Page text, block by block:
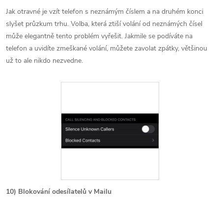
Jak otravné je vzít telefon s neznámým číslem a na druhém konci
slyšet průzkum trhu. Volba, která ztiší volání od neznámých čísel
může elegantně tento problém vyřešit. Jakmile se podíváte na
telefon a uvidíte zmeškané volání, můžete zavolat zpátky, většinou
už to ale nikdo nezvedne.
10) Blokování odesílatelů v Mailu